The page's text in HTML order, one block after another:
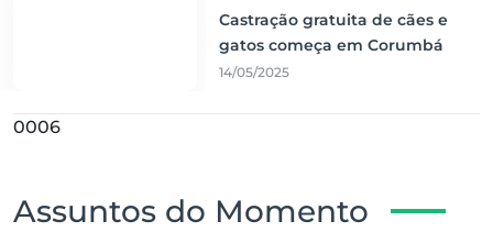
Castração gratuita de cães e
gatos começa em Corumbá
14/05/2025
0006
Assuntos do Momento